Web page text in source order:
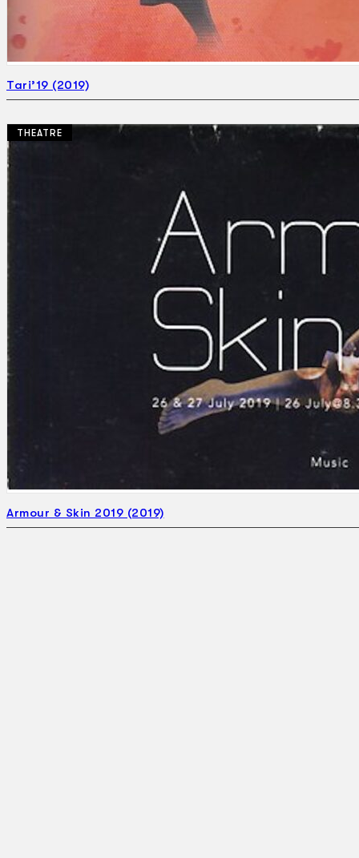
Tari’19 (2019)
THEATRE
Armour & Skin 2019 (2019)